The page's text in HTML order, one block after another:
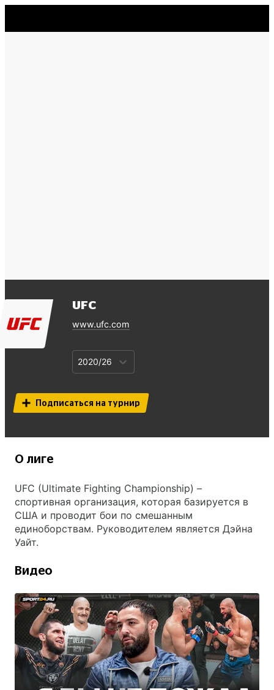
UFC
www.ufc.com
2020/26
Подписаться на турнир
О лиге
UFC (Ultimate Fighting Championship) –
спортивная организация, которая базируется в
США и проводит бои по смешанным
единоборствам. Руководителем является Дэйна
Уайт.
Видео